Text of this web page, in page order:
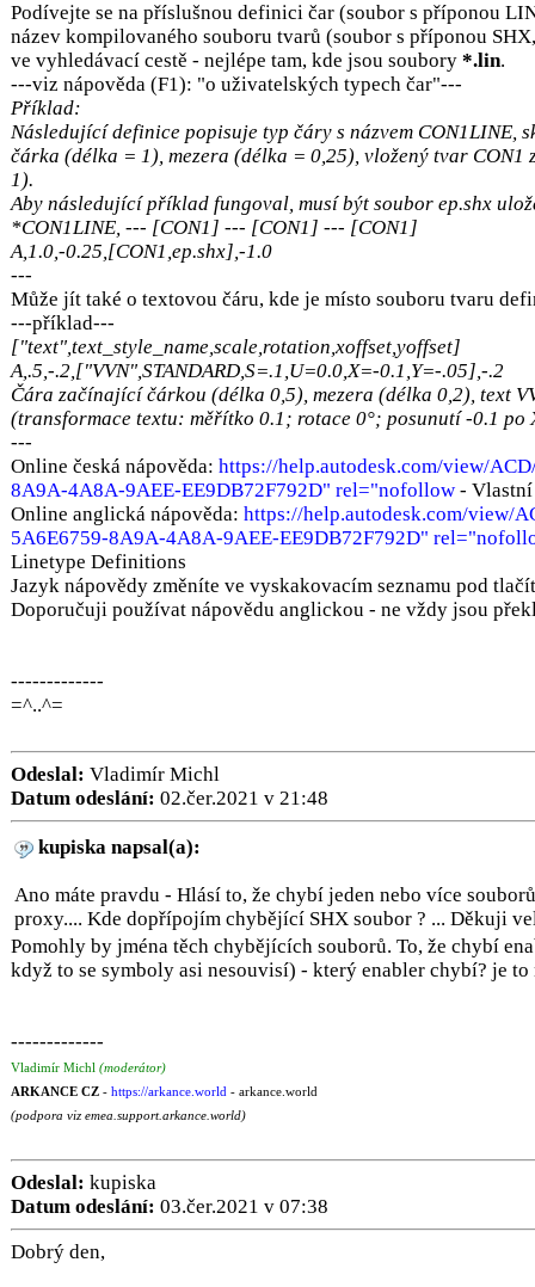
Podívejte se na příslušnou definici čar (soubor s příponou
název kompilovaného souboru tvarů (soubor s příponou
ve vyhledávací cestě - nejlépe tam, kde jsou soubory *.lin.
---viz nápověda (F1): "o uživatelských typech čar"---
Příklad:
Následující definice popisuje typ čáry s názvem CON1LINE,
čárka (délka = 1), mezera (délka = 0,25), vložený tvar CON1
1).
Aby následující příklad fungoval, musí být soubor ep.shx
*CON1LINE, --- [CON1] --- [CON1] --- [CON1]
A,1.0,-0.25,[CON1,ep.shx],-1.0
---
Může jít také o textovou čáru, kde je místo souboru tvaru
---příklad---
["text",text_style_name,scale,rotation,xoffset,yoffset]
A,.5,-.2,["VVN",STANDARD,S=.1,U=0.0,X=-0.1,Y=-.05],-.2
Čára začínající čárkou (délka 0,5), mezera (délka 0,2), text
(transformace textu: měřítko 0.1; rotace 0°; posunutí -0.1 po
---
Online česká nápověda: https://help.autodesk.com/view/
8A9A-4A8A-9AEE-EE9DB72F792D" rel="nofollow -
Online anglická nápověda: https://help.autodesk.com/view/
5A6E6759-8A9A-4A8A-9AEE-EE9DB72F792D"
Linetype Definitions
Jazyk nápovědy změníte ve vyskakovacím seznamu pod
Doporučuji používat nápovědu anglickou - ne vždy jsou
-------------
=^..^=
Odeslal: Vladimír Michl
Datum odeslání: 02.čer.2021 v 21:48
kupiska napsal(a):
Ano máte pravdu - Hlásí to, že chybí jeden nebo více
proxy.... Kde dopřípojím chybějící SHX soubor ? ... Děkuji
Pomohly by jména těch chybějících souborů. To, že chybí
když to se symboly asi nesouvisí) - který enabler chybí? je
-------------
Vladimír Michl (moderátor)
ARKANCE CZ - https://arkance.world - arkance.world
(podpora viz emea.support.arkance.world)
Odeslal: kupiska
Datum odeslání: 03.čer.2021 v 07:38
Dobrý den,